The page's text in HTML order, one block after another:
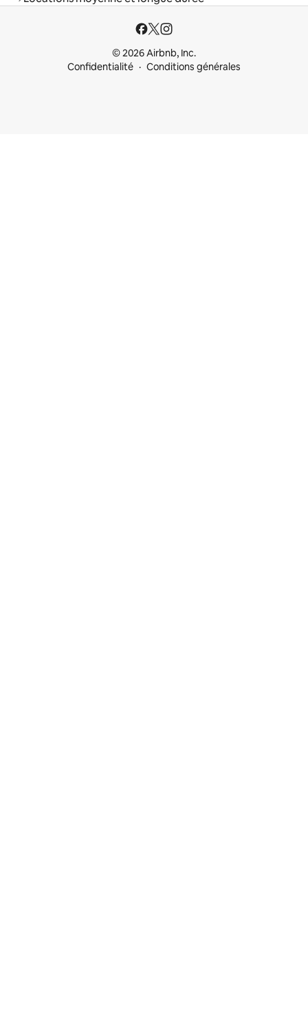
© 2026 Airbnb, Inc.
Confidentialité
Conditions générales